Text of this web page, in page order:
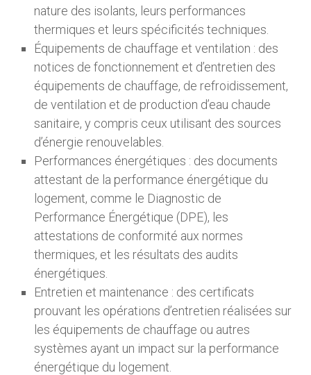
nature des isolants, leurs performances
thermiques et leurs spécificités techniques.
Équipements de chauffage et ventilation : des
notices de fonctionnement et d’entretien des
équipements de chauffage, de refroidissement,
de ventilation et de production d’eau chaude
sanitaire, y compris ceux utilisant des sources
d’énergie renouvelables.
Performances énergétiques : des documents
attestant de la performance énergétique du
logement, comme le Diagnostic de
Performance Énergétique (DPE), les
attestations de conformité aux normes
thermiques, et les résultats des audits
énergétiques.
Entretien et maintenance : des certificats
prouvant les opérations d’entretien réalisées sur
les équipements de chauffage ou autres
systèmes ayant un impact sur la performance
énergétique du logement.